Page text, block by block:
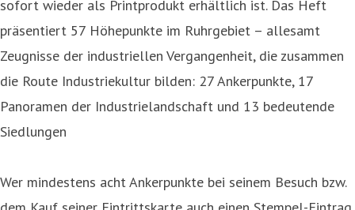
sofort wieder als Printprodukt erhältlich ist. Das Heft
präsentiert 57 Höhepunkte im Ruhrgebiet – allesamt
Zeugnisse der industriellen Vergangenheit, die zusammen
die Route Industriekultur bilden: 27 Ankerpunkte, 17
Panoramen der Industrielandschaft und 13 bedeutende
Siedlungen
Wer mindestens acht Ankerpunkte bei seinem Besuch bzw.